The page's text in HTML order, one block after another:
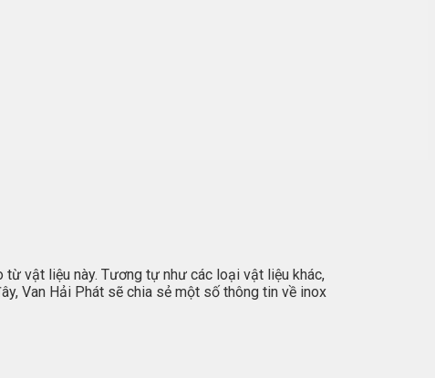
vật liệu này. Tương tự như các loại vật liệu khác,
Van Hải Phát sẽ chia sẻ một số thông tin về inox